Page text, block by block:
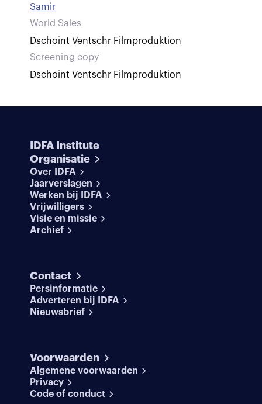
Samir
World Sales
Dschoint Ventschr Filmproduktion
Screening copy
Dschoint Ventschr Filmproduktion
IDFA Institute
Organisatie
Over IDFA
Jaarverslagen
Werken bij IDFA
Vrijwilligers
Visie en missie
Archief
Contact
Persinformatie
Adverteren bij IDFA
Nieuwsbrief
Voorwaarden
Algemene voorwaarden
Privacy
Code of conduct